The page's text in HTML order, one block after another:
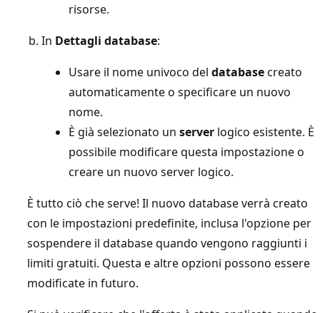
risorse.
In Dettagli database:
Usare il nome univoco del databasecreato
automaticamente o specificare un nuovo
nome.
È già selezionato un server logico esistente. È
possibile modificare questa impostazione o
creare un nuovo server logico.
È tutto ciò che serve! Il nuovo database verrà creato
con le impostazioni predefinite, inclusa l'opzione per
sospendere il database quando vengono raggiunti i
limiti gratuiti. Questa e altre opzioni possono essere
modificate in futuro.